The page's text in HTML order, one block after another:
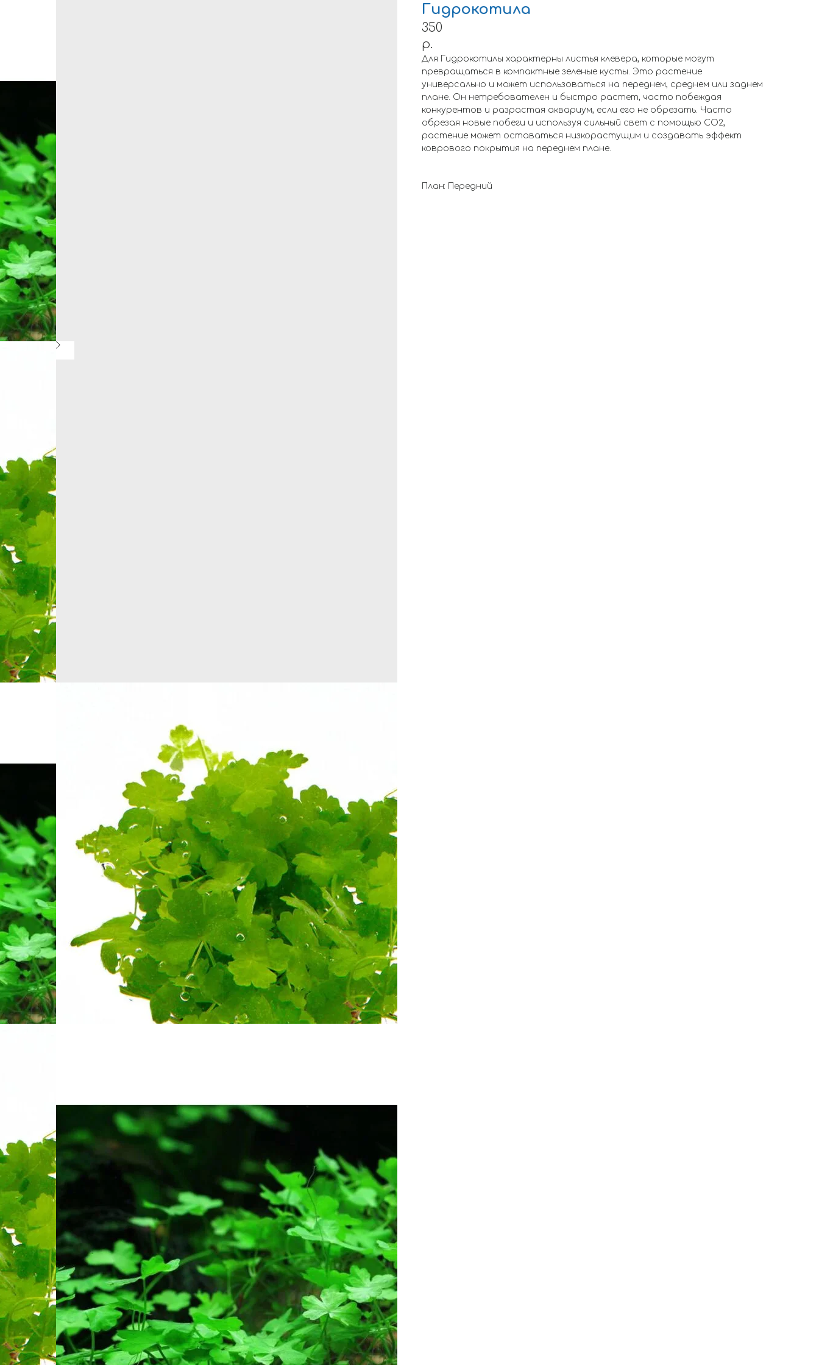
Гидрокотила
350
р.
Для Гидрокотилы характерны листья клевера, которые могут
превращаться в компактные зеленые кусты. Это растение
универсально и может использоваться на переднем, среднем или заднем
плане. Он нетребователен и быстро растет, часто побеждая
конкурентов и разрастая аквариум, если его не обрезать. Часто
обрезая новые побеги и используя сильный свет с помощью CO2,
растение может оставаться низкорастущим и создавать эффект
коврового покрытия на переднем плане.
План: Передний